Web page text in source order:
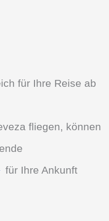
für Ihre Reise ab
fliegen, können
für Ihre Ankunft